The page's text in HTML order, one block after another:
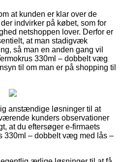
at kunden er klar over de
indvirker på købet, som for
netshoppen lover. Derfor er
at man stadigvæk
så man en anden gang vil
330ml – dobbelt væg
til om man er på shopping til
anstændige løsninger til at
kunders observationer
at du eftersøger e-firmaets
330ml – dobbelt væg med lås –